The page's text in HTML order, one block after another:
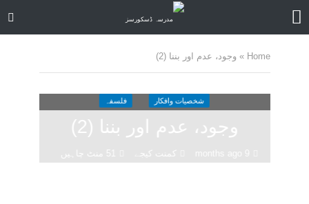
Home
»وجود، عدم اور بننا (2)
شخصیات وافکار فلسفہ
وجود، عدم اور بننا (2)
کمنت کیجے 51 منٹ چاہیں